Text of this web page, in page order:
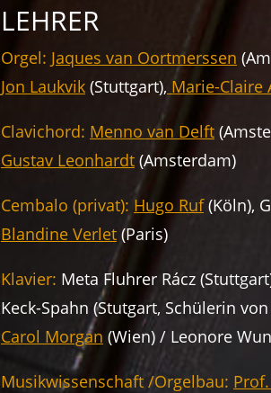
LEHRER
Orgel: Jaques van Oortmerssen
Jon Laukvik(Stuttgart), Marie-Claire
Clavichord: Menno van Delft
Gustav Leonhardt(Amsterdam)
Cembalo (privat): Hugo Ruf(Köln),
Blandine Verlet(Paris)
Klavier: Meta Fluhrer Rácz
Keck-Spahn (Stutgart, Schülerin
Carol Morgan (Wien) / Leonore
Musikwissenschaft /Orgelbau: